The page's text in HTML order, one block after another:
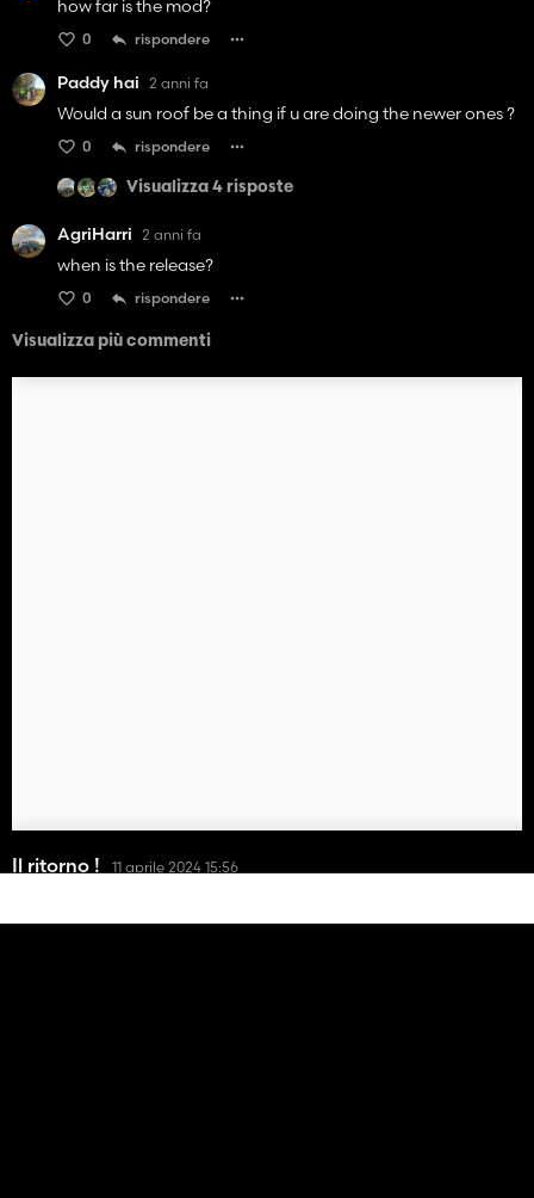
how far is the mod?
0 rispondere
Paddy hai 2 anni fa
Would a sun roof be a thing if u are doing the newer ones ?
0 rispondere
Visualizza 4 risposte
AgriHarri 2 anni fa
when is the release?
0 rispondere
Visualizza più commenti
Il ritorno ! 11 aprile 2024 15:56